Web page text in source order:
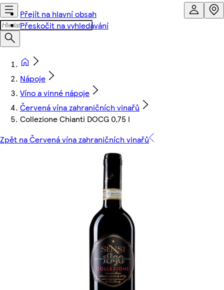
Přejít na hlavní obsah
Přeskočit na vyhledávání
Nápoje
Víno a vinné nápoje
Červená vína zahraničních vinařů
Collezione Chianti DOCG 0,75 l
Zpět na Červená vína zahraničních vinařů